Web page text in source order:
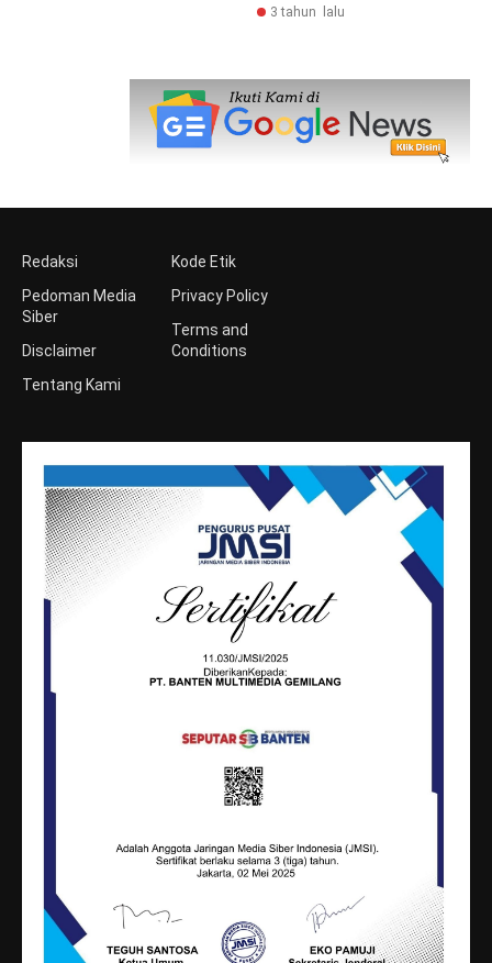
3 tahun lalu
Redaksi
Pedoman Media
Siber
Disclaimer
Tentang Kami
Kode Etik
Privacy Policy
Terms and
Conditions